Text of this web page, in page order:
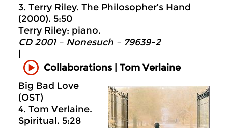
3. Terry Riley. The Philosopher’s Hand
(2000). 5:50
Terry Riley: piano.
CD 2001 – Nonesuch ‎– 79639-2
Collaborations | Tom Verlaine
Big Bad Love
(OST)
4. Tom Verlaine.
Spiritual. 5:28